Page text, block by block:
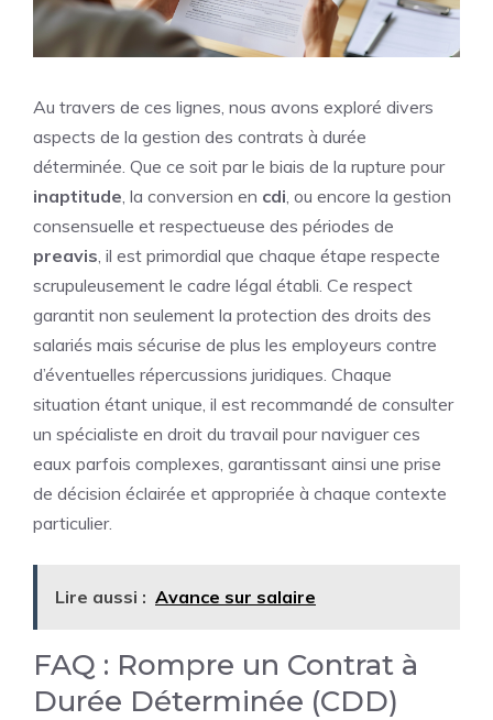
Au travers de ces lignes, nous avons exploré divers
aspects de la gestion des contrats à durée
déterminée. Que ce soit par le biais de la rupture pour
inaptitude , la conversion en cdi , ou encore la gestion
consensuelle et respectueuse des périodes de
preavis , il est primordial que chaque étape respecte
scrupuleusement le cadre légal établi. Ce respect
garantit non seulement la protection des droits des
salariés mais sécurise de plus les employeurs contre
d’éventuelles répercussions juridiques. Chaque
situation étant unique, il est recommandé de consulter
un spécialiste en droit du travail pour naviguer ces
eaux parfois complexes, garantissant ainsi une prise
de décision éclairée et appropriée à chaque contexte
particulier.
Lire aussi : Avance sur salaire
FAQ : Rompre un Contrat à
Durée Déterminée (CDD)